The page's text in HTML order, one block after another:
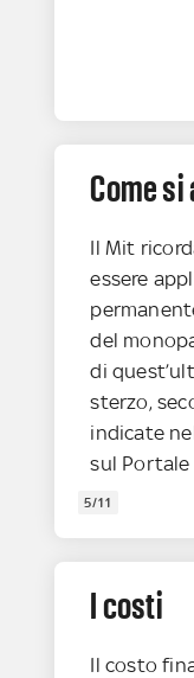
Come
Il Mit
essere
del
di
sterzo,
indicate
sul
5/11
I costi
Il costo